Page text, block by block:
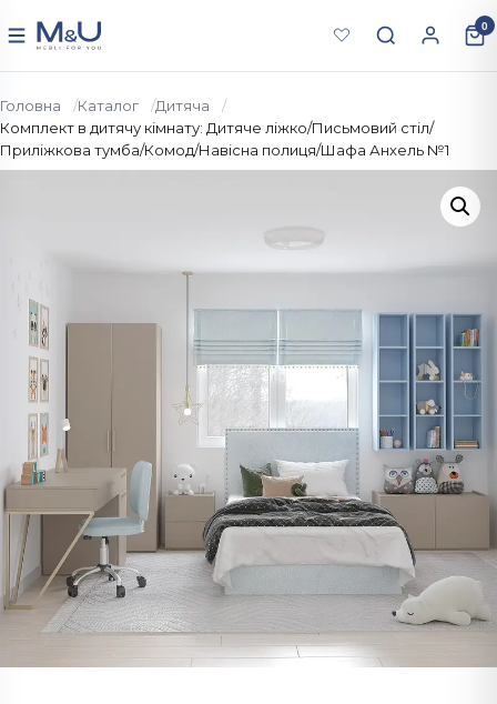
Меню 0
Головна Каталог
Дитяча
Комплект в дитячу кімнату: Дитяче ліжко/Письмовий стіл/
Приліжкова тумба/Комод/Навісна полиця/Шафа Анхель №1